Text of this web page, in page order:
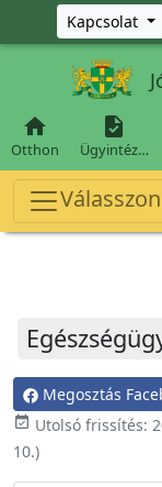
Ugrás a főKapcsolat

Otthon

Ügyintéz…
Megosztás
event_available Utolsó frissítés:
10.)